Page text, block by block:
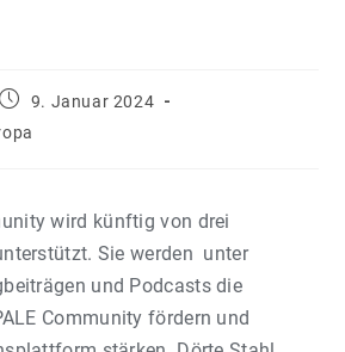
9. Januar 2024
wird künftig von drei
Sie werden unter
und Podcasts die
Community fördern und